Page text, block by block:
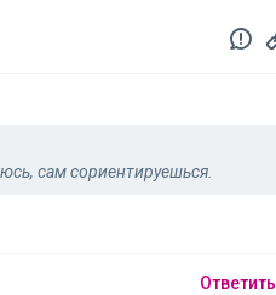
сам сориентируешься.
Ответить